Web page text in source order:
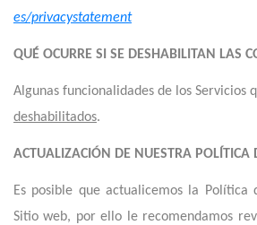
es/privacystatement
QUÉ OCURRE SI SE DESHABILITAN LAS
Algunas funcionalidades de los Servicios
deshabilitados.
ACTUALIZACIÓN DE NUESTRA POLÍTICA
Es posible que actualicemos la Política
Sitio web, por ello le recomendamos